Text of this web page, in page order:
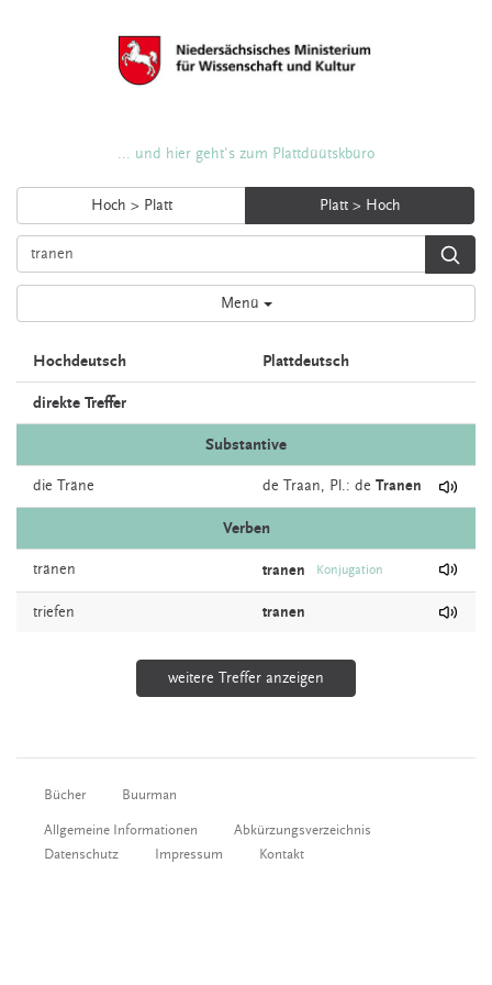
... und hier geht's zum Plattdüütskbüro
Hoch > Platt Platt > Hoch
Menü
Hochdeutsch Plattdeutsch
direkte Treffer
Substantive
die Träne de Traan, Pl.: de Tranen
Verben
tränen tranen Konjugation
triefen tranen
weitere Treffer anzeigen
Bücher Buurman
Allgemeine Informationen
Abkürzungsverzeichnis
Datenschutz
Impressum Kontakt